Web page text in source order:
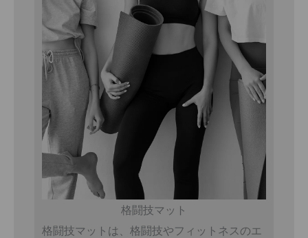
格闘技マット
格闘技マットは、格闘技やフィットネスのエ